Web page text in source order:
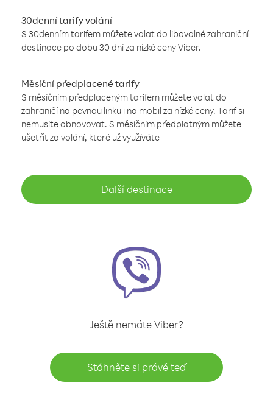
30denní tarify volání
S 30denním tarifem můžete volat do libovolné zahraniční
destinace po dobu 30 dní za nízké ceny Viber.
Měsíční předplacené tarify
S měsíčním předplaceným tarifem můžete volat do
zahraničí na pevnou linku i na mobil za nízké ceny. Tarif si
nemusíte obnovovat. S měsíčním předplatným můžete
ušetřit za volání, které už využíváte
Další destinace
Ještě nemáte Viber?
Stáhněte si právě teď